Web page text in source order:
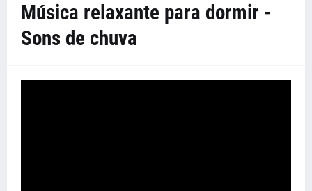
Música relaxante para dormir -
Sons de chuva